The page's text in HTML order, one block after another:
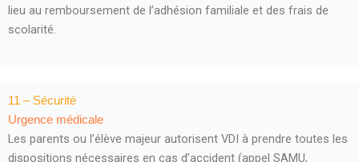
lieu au remboursement de l’adhésion familiale et des frais de
scolarité.
11 – Sécurité
Urgence médicale
Les parents ou l’élève majeur autorisent VDI à prendre toutes les
dispositions nécessaires en cas d’accident (appel SAMU,